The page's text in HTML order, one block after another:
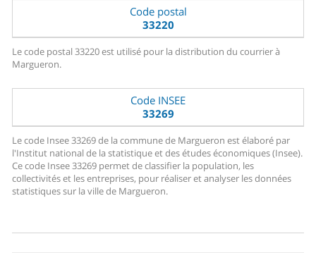
Code postal
33220
Le code postal 33220 est utilisé pour la distribution du courrier à
Margueron.
Code INSEE
33269
Le code Insee 33269 de la commune de Margueron est élaboré par
l'Institut national de la statistique et des études économiques (Insee).
Ce code Insee 33269 permet de classifier la population, les
collectivités et les entreprises, pour réaliser et analyser les données
statistiques sur la ville de Margueron.